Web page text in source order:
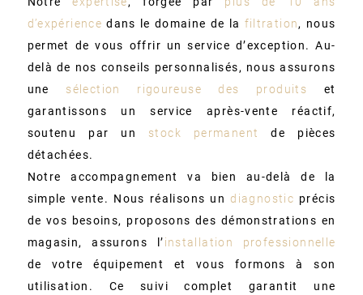
d’expérience dans le domaine de la filtration, nous
permet de vous offrir un service d’exception. Au-
delà de nos conseils personnalisés, nous assurons
une sélection rigoureuse des produits et
garantissons un service après-vente réactif,
soutenu par un stock permanent
de pièces
détachées.
Notre accompagnement va bien au-delà de la
simple vente. Nous réalisons undiagnostic précis
de vos besoins, proposons des démonstrations en
magasin, assurons l’installation professionnelle
de votre équipement et vous formons à son
utilisation. Ce suivi complet garantit une